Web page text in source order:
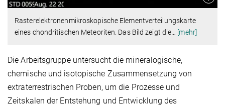
Rasterelektronenmikroskopische Elementverteilungskarte
eines chondritischen Meteoriten. Das Bild zeigt die
[mehr]
Die Arbeitsgruppe untersucht die mineralogische,
chemische und isotopische Zusammensetzung von
extraterrestrischen Proben, um die Prozesse und
Zeitskalen der Entstehung und Entwicklung des